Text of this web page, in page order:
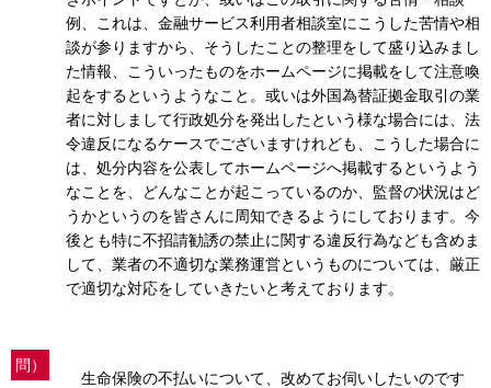
例、これは、金融サービス利用者相談室にこうした苦情や相
談が参りますから、そうしたことの整理をして盛り込みまし
た情報、こういったものをホームページに掲載をして注意喚
起をするというようなこと。或いは外国為替証拠金取引の業
者に対しまして行政処分を発出したという様な場合には、法
令違反になるケースでございますけれども、こうした場合に
は、処分内容を公表してホームページへ掲載するというよう
なことを、どんなことが起こっているのか、監督の状況はど
うかというのを皆さんに周知できるようにしております。今
後とも特に不招請勧誘の禁止に関する違反行為なども含めま
して、業者の不適切な業務運営というものについては、厳正
で適切な対応をしていきたいと考えております。
問）
生命保険の不払いについて、改めてお伺いしたいのです